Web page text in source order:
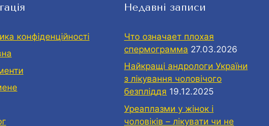
конфіденційності
Недавні записи
Что означает плохая
спермограмма 27.03.2026
Найкращі андрологи України
з лікування чоловічого
безпліддя 19.12.2025
Уреаплазми у жінок і
чоловіків – лікувати чи не